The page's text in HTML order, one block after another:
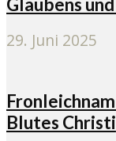
Glaubens
29. Juni 2025
Blutes Christi